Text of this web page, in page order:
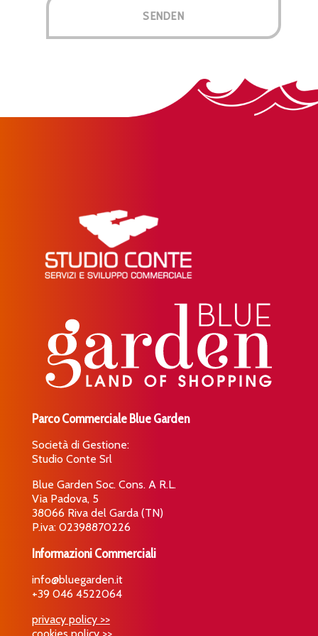
Parco Commerciale Blue Garden
Società di Gestione:
Studio Conte Srl
Blue Garden Soc. Cons. A R.L.
Via Padova, 5
38066 Riva del Garda (TN)
P.iva: 02398870226
Informazioni Commerciali
info@bluegarden.it
+39 046 4522064
privacy policy >>